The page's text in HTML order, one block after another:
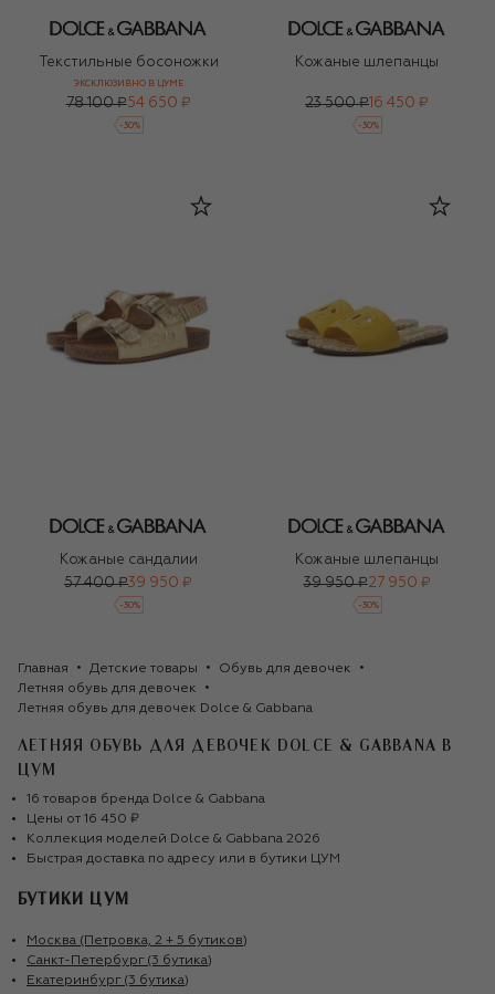
Текстильные босоножки
ЭКСКЛЮЗИВНО В ЦУМЕ
78 100 ₽54 650 ₽
-30%
Кожаные шлепанцы
23 500 ₽ 16 450 ₽
-30%
Кожаные сандалии
57 400 ₽39 950 ₽
-30%
Кожаные шлепанцы
39 950 ₽27 950 ₽
-30%
Главная Детские товары
Обувь для девочек
Летняя обувь для девочек
Летняя обувь для девочек Dolce & Gabbana
ЛЕТНЯЯ ОБУВЬ ДЛЯ ДЕВОЧЕК DOLCE & GABBANA В
ЦУМ
16 товаров бренда Dolce & Gabbana
Цены от 16 450 ₽
Коллекция моделей Dolce & Gabbana 2026
Быстрая доставка по адресу или в бутики ЦУМ
БУТИКИ ЦУМ
Москва (Петровка, 2 + 5 бутиков)
Санкт-Петербург (3 бутика)
Екатеринбург (3 бутика)